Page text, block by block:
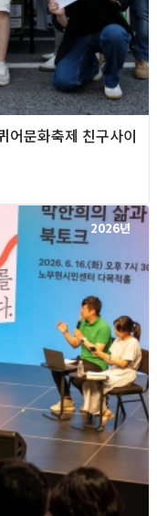
문화축제 친구사이
2026년